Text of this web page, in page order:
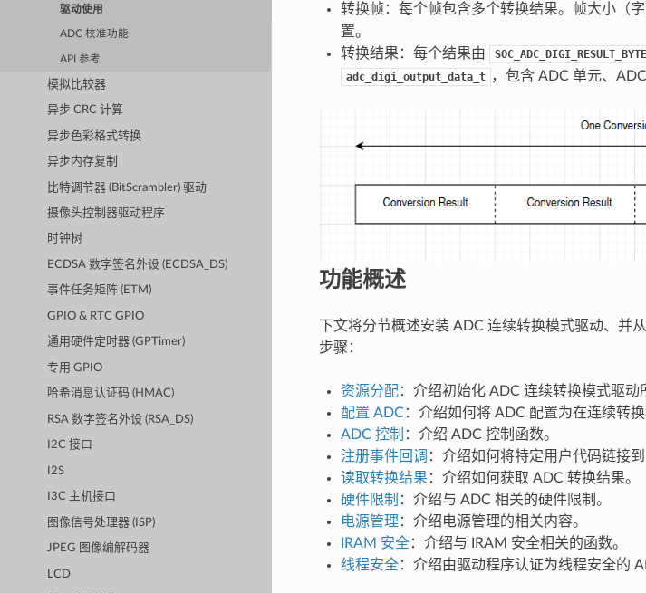
驱动使用
ADC 校准功能
API 参考
模拟比较器
异步 CRC 计算
异步色彩格式转换
异步内存复制
比特调节器 (BitScrambler) 驱动
摄像头控制器驱动程序
时钟树
ECDSA 数字签名外设 (ECDSA_DS)
事件任务矩阵 (ETM)
GPIO & RTC GPIO
通用硬件定时器 (GPTimer)
专用 GPIO
哈希消息认证码 (HMAC)
RSA 数字签名外设 (RSA_DS)
I2C 接口
I2S
I3C 主机接口
图像信号处理器 (ISP)
JPEG 图像编解码器
LCD
转换帧：每个帧包含多个转换结果。帧大小（
置。
转换结果：每个结果由
adc_digi_output_data_t ，包含 ADC 单元、
功能概述
下文将分节概述安装 ADC 连续转换模式驱动、并
步骤：
资源分配：介绍初始化 ADC 连续转换模式驱动
配置 ADC：介绍如何将 ADC 配置为在连续转换
ADC 控制 ：介绍 ADC 控制函数。
注册事件回调 ：介绍如何将特定用户代码链接
读取转换结果 ：介绍如何获取 ADC 转换结果。
硬件限制 ：介绍与 ADC 相关的硬件限制。
电源管理 ：介绍电源管理的相关内容。
IRAM 安全：介绍与 IRAM 安全相关的函数。
线程安全：介绍由驱动程序认证为线程安全的